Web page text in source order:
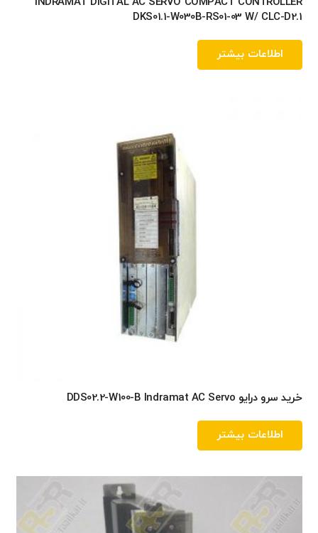
DKS01.1-W030B-RS01-03 W/ CLC-D2.1
اطلاعات بیشتر
خرید سرو درایو DDS02.2-W100-B Indramat AC Servo
اطلاعات بیشتر